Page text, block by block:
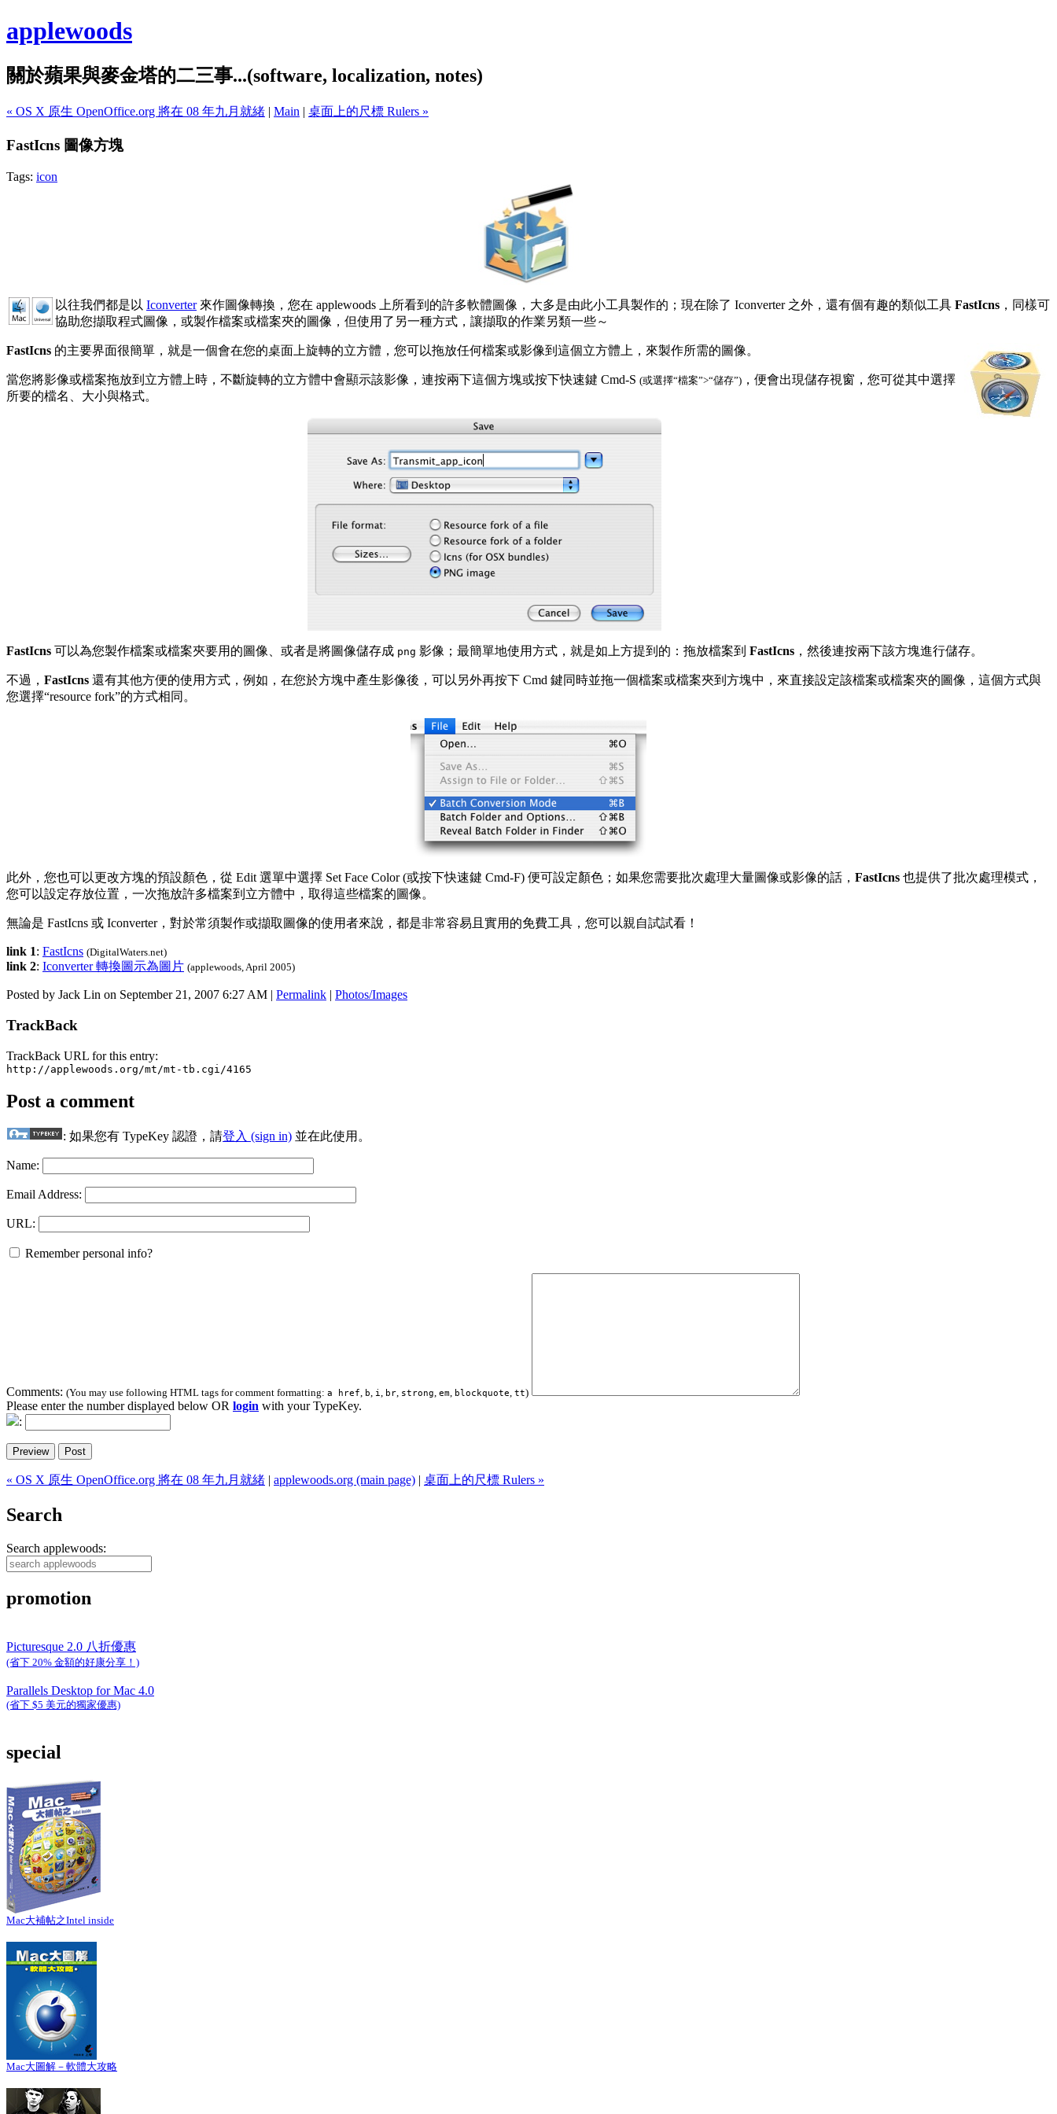
applewoods
關於蘋果與麥金塔的二三事...(software, localization, notes)
« OS X 原生 OpenOffice.org 將在 08 年九月就緒 | Main | 桌面上的尺標 Rulers »
FastIcns 圖像方塊
Tags: icon
以往我們都是以 Iconverter來作圖像轉換，您在 applewoods 上所看到的許多軟體圖像，大多是由此小工具製作的；現在除了 Iconverter 之外，還有個有趣的類似工具 FastIcns ，同樣可
協助您擷取程式圖像，或製作檔案或檔案夾的圖像，但使用了另一種方式，讓擷取的作業另類一些～
FastIcns 的主要界面很簡單，就是一個會在您的桌面上旋轉的立方體，您可以拖放任何檔案或影像到這個立方體上，來製作所需的圖像。
當您將影像或檔案拖放到立方體上時，不斷旋轉的立方體中會顯示該影像，連按兩下這個方塊或按下快速鍵 Cmd-S (或選擇“檔案”>“儲存”) ，便會出現儲存視窗，您可從其中選擇
所要的檔名、大小與格式。
FastIcns 可以為您製作檔案或檔案夾要用的圖像、或者是將圖像儲存成 png 影像；最簡單地使用方式，就是如上方提到的：拖放檔案到 FastIcns ，然後連按兩下該方塊進行儲存。
不過， FastIcns 還有其他方便的使用方式，例如，在您於方塊中產生影像後，可以另外再按下 Cmd 鍵同時並拖一個檔案或檔案夾到方塊中，來直接設定該檔案或檔案夾的圖像，這個方式與
您選擇“resource fork”的方式相同。
此外，您也可以更改方塊的預設顏色，從 Edit 選單中選擇 Set Face Color (或按下快速鍵 Cmd-F) 便可設定顏色；如果您需要批次處理大量圖像或影像的話， FastIcns 也提供了批次處理模式，
您可以設定存放位置，一次拖放許多檔案到立方體中，取得這些檔案的圖像。
無論是 FastIcns 或 Iconverter，對於常須製作或擷取圖像的使用者來說，都是非常容易且實用的免費工具，您可以親自試試看！
link 1: FastIcns (DigitalWaters.net)
link 2: Iconverter 轉換圖示為圖片 (applewoods, April 2005)
Posted by Jack Lin on September 21, 2007 6:27 AM | Permalink | Photos/Images
TrackBack
TrackBack URL for this entry:
http://applewoods.org/mt/mt-tb.cgi/4165
Post a comment
: 如果您有 TypeKey 認證，請登入 (sign in) 並在此使用。
Name:
Email Address:
URL:
Remember personal info?
Comments: (You may use following HTML tags for comment formatting: a href, b, i, br, strong, em, blockquote, tt)
Please enter the number displayed below OR login with your TypeKey.
:
« OS X 原生 OpenOffice.org 將在 08 年九月就緒 applewoods.org (main page) 桌面上的尺標 Rulers »
Search
Search applewoods:
promotion
Picturesque 2.0 八折優惠
(省下 20% 金額的好康分享！)
Parallels Desktop for Mac 4.0
(省下 $5 美元的獨家優惠)
special
Mac大補帖之Intel inside
Mac大圖解－軟體大攻略